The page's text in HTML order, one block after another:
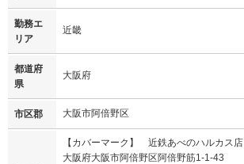
勤務エ
リア
近畿
都道府
県
大阪府
市区郡 大阪市阿倍野区
【カバーマーク】 近鉄あべのハルカス店
大阪府大阪市阿倍野区阿倍野筋1-1-43